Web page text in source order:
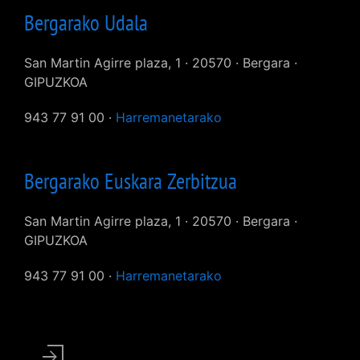
Bergarako Udala
San Martin Agirre plaza, 1 · 20570 · Bergara ·
GIPUZKOA
943 77 91 00 · Harremanetarako
Bergarako Euskara Zerbitzua
San Martin Agirre plaza, 1 · 20570 · Bergara ·
GIPUZKOA
943 77 91 00 · Harremanetarako
User